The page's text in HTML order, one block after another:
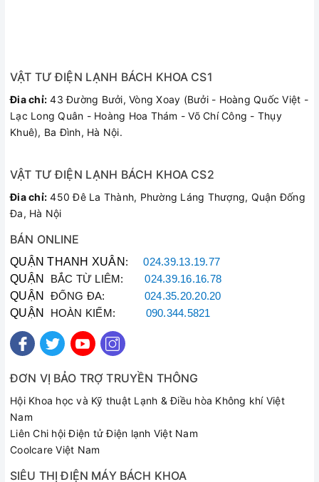
VẬT TƯ ĐIỆN LẠNH BÁCH KHOA CS1
Đia chỉ: 43 Đường Bưởi, Vòng Xoay (Bưởi - Hoàng Quốc Việt -
Lạc Long Quân - Hoàng Hoa Thám - Võ Chí Công - Thụy
Khuê), Ba Đình, Hà Nội.
VẬT TƯ ĐIỆN LẠNH BÁCH KHOA CS2
Đia chỉ: 450 Đê La Thành, Phường Láng Thượng, Quận Đống
Đa, Hà Nội
BÁN ONLINE
QUẬN THANH XUÂN :024.39.13.19.77
QUẬN BẮC TỪ LIÊM:024.39.16.16.78
QUẬN ĐỐNG ĐA: 024.35.20.20.20
QUẬN HOÀN KIẾM: 090.344.5821
ĐƠN VỊ BẢO TRỢ TRUYỀN THÔNG
Hội Khoa học và Kỹ thuật Lạnh & Điều hòa Không khí Việt
Nam
Liên Chi hội Điện tử Điện lạnh Việt Nam
Coolcare Việt Nam
SIÊU THỊ ĐIỆN MÁY BÁCH KHOA